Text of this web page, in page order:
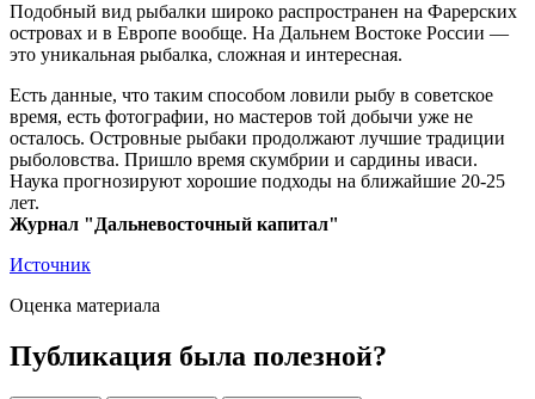
Подобный вид рыбалки широко распространен на Фарерских
островах и в Европе вообще. На Дальнем Востоке России —
это уникальная рыбалка, сложная и интересная.
Есть данные, что таким способом ловили рыбу в советское
время, есть фотографии, но мастеров той добычи уже не
осталось. Островные рыбаки продолжают лучшие традиции
рыболовства. Пришло время скумбрии и сардины иваси.
Наука прогнозируют хорошие подходы на ближайшие 20-25
лет.
Журнал "Дальневосточный капитал"
Источник
Оценка материала
Публикация была полезной?